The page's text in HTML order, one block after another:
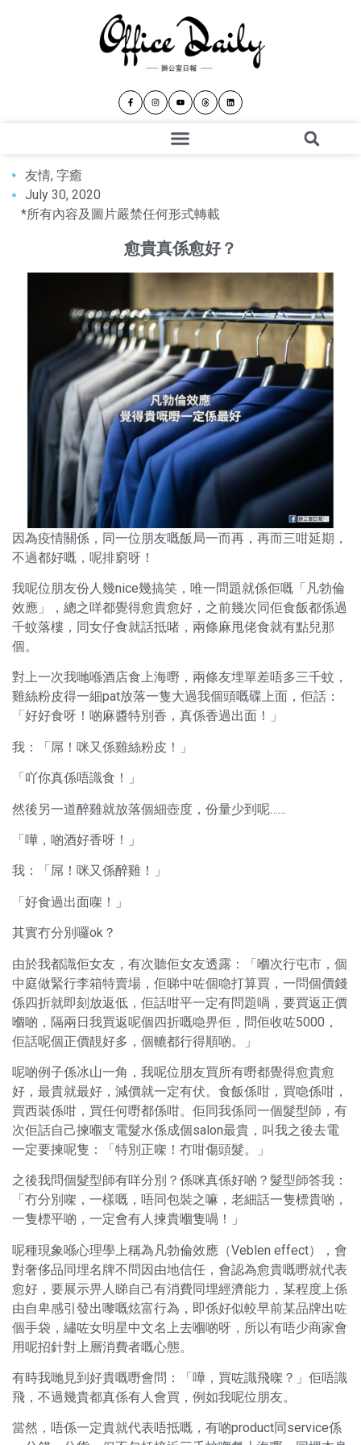
友情, 字癒
July 30, 2020
*所有內容及圖片嚴禁任何形式轉載
愈貴真係愈好？
因為疫情關係，同一位朋友嘅飯局一而再，再而三咁延期，
不過都好嘅，呢排窮呀！
我呢位朋友份人幾nice幾搞笑，唯一問題就係佢嘅「凡勃倫
效應」，總之咩都覺得愈貴愈好，之前幾次同佢食飯都係過
千蚊落樓，同女仔食就話抵啫，兩條麻甩佬食就有點兒那
個。
對上一次我哋喺酒店食上海嘢，兩條友埋單差唔多三千蚊，
雞絲粉皮得一細pat放落一隻大過我個頭嘅碟上面，佢話：
「好好食呀！啲麻醬特別香，真係香過出面！」
我：「屌！咪又係雞絲粉皮！」
「吖你真係唔識食！」
然後另一道醉雞就放落個細壺度，份量少到呢……
「嘩，啲酒好香呀！」
我：「屌！咪又係醉雞！」
「好食過出面㗎！」
其實冇分別囉ok？
由於我都識佢女友，有次聽佢女友透露：「嗰次行屯市，個
中庭做緊行李箱特賣場，佢睇中咗個喼打算買，一問個價錢
係四折就即刻放返低，佢話咁平一定有問題喎，要買返正價
嗰啲，隔兩日我買返呢個四折嘅喼畀佢，問佢收咗5000，
佢話呢個正價靚好多，個轆都行得順啲。」
呢啲例子係冰山一角，我呢位朋友買所有嘢都覺得愈貴愈
好，最貴就最好，減價就一定有伏。食飯係咁，買喼係咁，
買西裝係咁，買任何嘢都係咁。佢同我係同一個髮型師，有
次佢話自己揀嗰支電髮水係成個salon最貴，叫我之後去電
一定要揀呢隻：「特別正㗎！冇咁傷頭髮。」
之後我問個髮型師有咩分別？係咪真係好啲？髮型師答我：
「冇分別㗎，一樣嘅，唔同包裝之嘛，老細話一隻標貴啲，
一隻標平啲，一定會有人揀貴嗰隻喎！」
呢種現象喺心理學上稱為凡勃倫效應（Veblen effect），會
對奢侈品同埋名牌不問因由地信任，會認為愈貴嘅嘢就代表
愈好，要展示畀人睇自己有消費同埋經濟能力，某程度上係
由自卑感引發出嚟嘅炫富行為，即係好似較早前某品牌出咗
個手袋，繡咗女明星中文名上去嗰啲呀，所以有唔少商家會
用呢招針對上層消費者嘅心態。
有時我哋見到好貴嘅嘢會問：「嘩，買咗識飛㗎？」佢唔識
飛，不過幾貴都真係有人會買，例如我呢位朋友。
當然，唔係一定貴就代表唔抵嘅，有啲product同service係